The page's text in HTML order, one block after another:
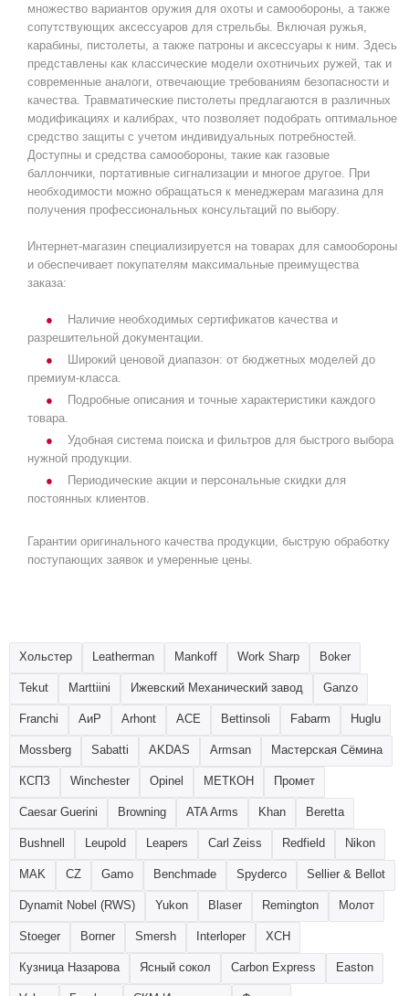
множество вариантов оружия для охоты и самообороны, а также
сопутствующих аксессуаров для стрельбы. Включая ружья,
карабины, пистолеты, а также патроны и аксессуары к ним. Здесь
представлены как классические модели охотничьих ружей, так и
современные аналоги, отвечающие требованиям безопасности и
качества. Травматические пистолеты предлагаются в различных
модификациях и калибрах, что позволяет подобрать оптимальное
средство защиты с учетом индивидуальных потребностей.
Доступны и средства самообороны, такие как газовые
баллончики, портативные сигнализации и многое другое. При
необходимости можно обращаться к менеджерам магазина для
получения профессиональных консультаций по выбору.
Интернет-магазин специализируется на товарах для самообороны
и обеспечивает покупателям максимальные преимущества
заказа:
Наличие необходимых сертификатов качества и
разрешительной документации.
Широкий ценовой диапазон: от бюджетных моделей до
премиум-класса.
Подробные описания и точные характеристики каждого
товара.
Удобная система поиска и фильтров для быстрого выбора
нужной продукции.
Периодические акции и персональные скидки для
постоянных клиентов.
Гарантии оригинального качества продукции, быструю обработку
поступающих заявок и умеренные цены.
Хольстер Leatherman Mankoff Work Sharp Boker
Tekut Marttiini Ижевский Механический завод Ganzo
Franchi АиР Arhont ACE Bettinsoli Fabarm Huglu
Mossberg Sabatti AKDAS Armsan Мастерская Сёмина
КСПЗ Winchester Opinel МЕТКОН Промет
Caesar Guerini Browning ATA Arms Khan Beretta
Bushnell Leupold Leapers Carl Zeiss Redfield Nikon
MAK CZ Gamo Benchmade Spyderco Sellier & Bellot
Dynamit Nobel (RWS) Yukon Blaser Remington Молот
Stoeger Borner Smersh Interloper ХСН
Кузница Назарова Ясный сокол Carbon Express Easton